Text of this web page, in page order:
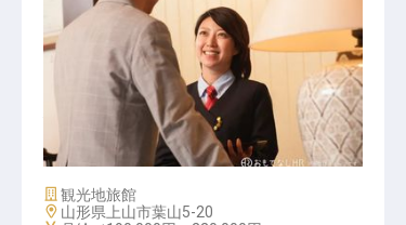
接客スタッフ
施設業態
観光地旅館
勤務地
山形県上山市葉山5-20